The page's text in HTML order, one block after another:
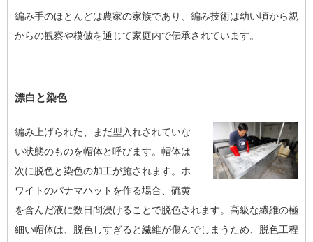
編み手のほとんどは農家の家族であり、編み技術は幼い頃から親
からの観察や模倣を通じて家庭内で伝承されています。
漂白と染色
編み上げられた、まだ型入れされていな
い状態のものを帽体と呼びます。帽体は
次に脱色と染色の加工が施されます。ホ
ワイトのパナマハットを作る場合、硫黄
を含んだ液に数日間浸けることで脱色されます。高級な繊維の極
細い帽体は、脱色しすぎると繊維が傷んでしまうため、脱色工程